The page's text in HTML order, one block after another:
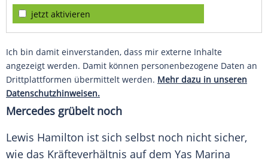
jetzt aktivieren
Ich bin damit einverstanden, dass mir externe Inhalte
angezeigt werden. Damit können personenbezogene Daten an
Drittplattformen übermittelt werden. Mehr dazu in unseren
Datenschutzhinweisen.
Mercedes grübelt noch
Lewis Hamilton ist sich selbst noch nicht sicher,
wie das Kräfteverhältnis auf dem Yas Marina